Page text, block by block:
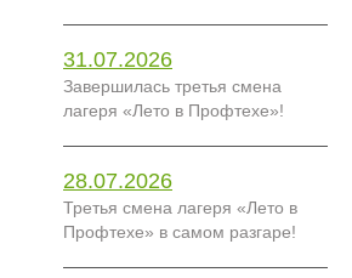
31.07.2026
Завершилась третья смена
лагеря «Лето в Профтехе»!
28.07.2026
Третья смена лагеря «Лето в
Профтехе» в самом разгаре!